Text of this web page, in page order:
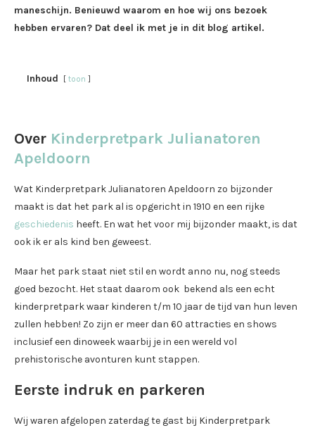
maneschijn. Benieuwd waarom en hoe wij ons bezoek
hebben ervaren? Dat deel ik met je in dit blog artikel.
Inhoud toon
Over Kinderpretpark Julianatoren
Apeldoorn
Wat Kinderpretpark Julianatoren Apeldoorn zo bijzonder
maakt is dat het park al is opgericht in 1910 en een rijke
geschiedenis heeft. En wat het voor mij bijzonder maakt, is dat
ook ik er als kind ben geweest.
Maar het park staat niet stil en wordt anno nu, nog steeds
goed bezocht. Het staat daarom ook bekend als een echt
kinderpretpark waar kinderen t/m 10 jaar de tijd van hun leven
zullen hebben! Zo zijn er meer dan 60 attracties en shows
inclusief een dinoweek waarbij je in een wereld vol
prehistorische avonturen kunt stappen.
Eerste indruk en parkeren
Wij waren afgelopen zaterdag te gast bij Kinderpretpark